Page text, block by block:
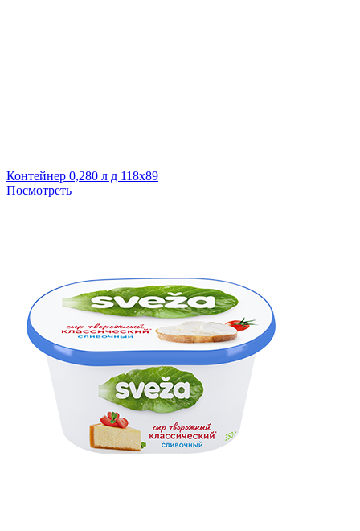
Контейнер 0,280 л д 118х89
Посмотреть